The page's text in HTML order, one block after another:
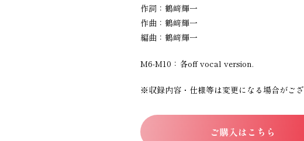
作詞：鶴﨑輝一
作曲：鶴﨑輝一
編曲：鶴﨑輝一
M6-M10：各off vocal version.
※収録内容・仕様等は変更になる場合がご
ご購入はこちら